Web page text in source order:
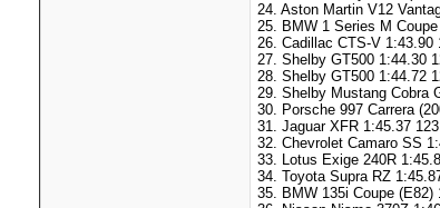
24. Aston Martin V12
25. BMW 1 Series M
26. Cadillac CTS-V 1:43.90
27. Shelby GT500 1:44.30
28. Shelby GT500 1:44.72
29. Shelby Mustang Cobra
30. Porsche 997 Carrera
31. Jaguar XFR 1:45.37
32. Chevrolet Camaro SS
33. Lotus Exige 240R
34. Toyota Supra RZ
35. BMW 135i Coupe (E82)